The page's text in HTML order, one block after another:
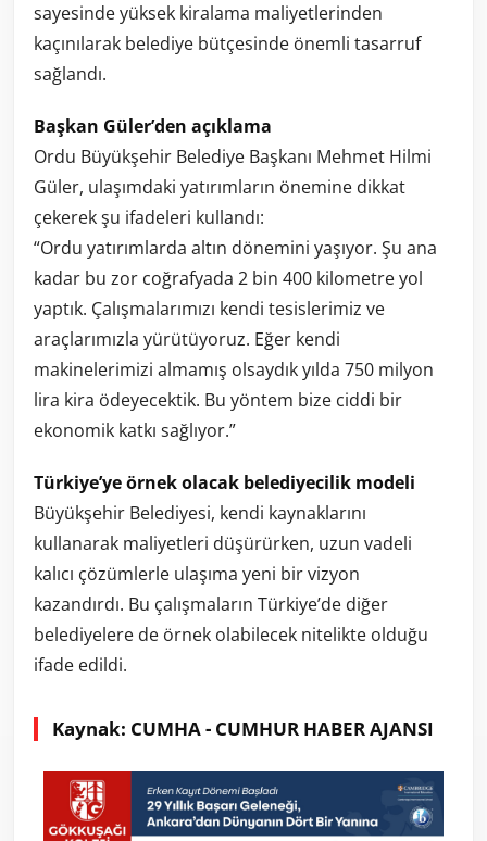
sayesinde yüksek kiralama maliyetlerinden
kaçınılarak belediye bütçesinde önemli tasarruf
sağlandı.
Başkan Güler’den açıklama
Ordu Büyükşehir Belediye Başkanı Mehmet Hilmi
Güler, ulaşımdaki yatırımların önemine dikkat
çekerek şu ifadeleri kullandı:
“Ordu yatırımlarda altın dönemini yaşıyor. Şu ana
kadar bu zor coğrafyada 2 bin 400 kilometre yol
yaptık. Çalışmalarımızı kendi tesislerimiz ve
araçlarımızla yürütüyoruz. Eğer kendi
makinelerimizi almamış olsaydık yılda 750 milyon
lira kira ödeyecektik. Bu yöntem bize ciddi bir
ekonomik katkı sağlıyor.”
Türkiye’ye örnek olacak belediyecilik modeli
Büyükşehir Belediyesi, kendi kaynaklarını
kullanarak maliyetleri düşürürken, uzun vadeli
kalıcı çözümlerle ulaşıma yeni bir vizyon
kazandırdı. Bu çalışmaların Türkiye’de diğer
belediyelere de örnek olabilecek nitelikte olduğu
ifade edildi.
Kaynak: CUMHA - CUMHUR HABER AJANSI